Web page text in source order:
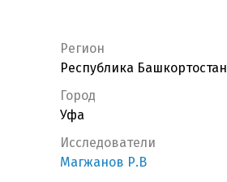
Регион
Республика Башкортостан
Город
Уфа
Исследователи
Магжанов Р.В